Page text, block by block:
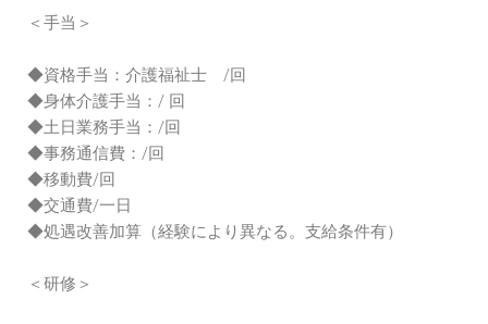
＜手当＞
◆資格手当：介護福祉士 /回
◆身体介護手当：/ 回
◆土日業務手当：/回
◆事務通信費：/回
◆移動費/回
◆交通費/一日
◆処遇改善加算（経験により異なる。支給条件有）
＜研修＞